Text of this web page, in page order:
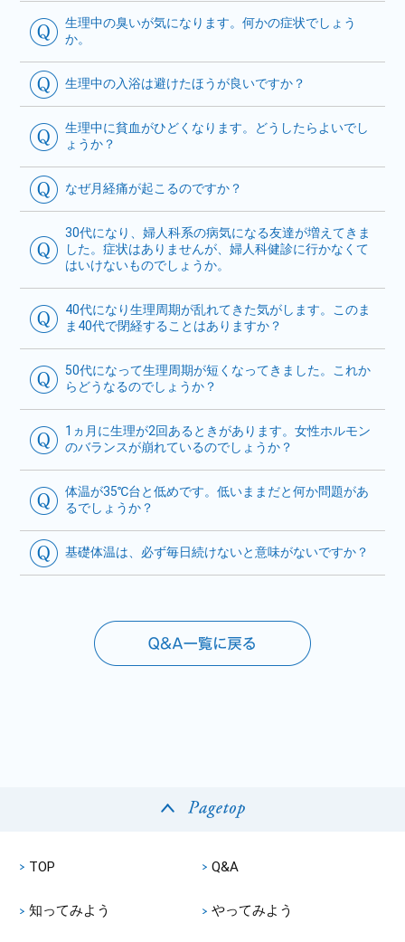
生理中の臭いが気になります。何かの症状でしょう
か。
生理中の入浴は避けたほうが良いですか？
生理中に貧血がひどくなります。どうしたらよいでし
ょうか？
なぜ月経痛が起こるのですか？
30代になり、婦人科系の病気になる友達が増えてきま
した。症状はありませんが、婦人科健診に行かなくて
はいけないものでしょうか。
40代になり生理周期が乱れてきた気がします。このま
ま40代で閉経することはありますか？
50代になって生理周期が短くなってきました。これか
らどうなるのでしょうか？
1ヵ月に生理が2回あるときがあります。女性ホルモン
のバランスが崩れているのでしょうか？
体温が35℃台と低めです。低いままだと何か問題があ
るでしょうか？
基礎体温は、必ず毎日続けないと意味がないですか？
TOP Q&A
知ってみよう やってみよう